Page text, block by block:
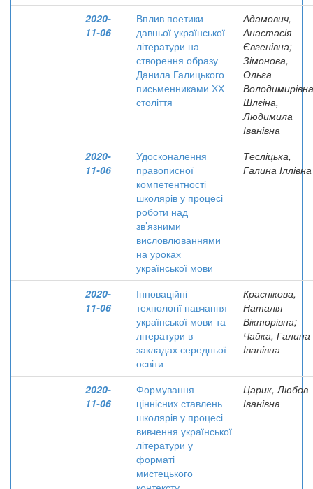
2020-
11-06
Вплив поетики
давньої української
літератури на
створення образу
Данила Галицького
письменниками ХХ
століття
Адамович,
Анастасія
Євгенівна;
Зімонова,
Ольга
Шлєіна,
Людимила
Іванівна
2020-
11-06
Удосконалення
правописної
компетентності
школярів у процесі
роботи над
зв’язними
висловлюваннями
на уроках
української мови
Тесліцька,
Галина Іллівна
2020-
11-06
Інноваційні
технології навчання
української мови та
літератури в
закладах середньої
освіти
Краснікова,
Наталія
Вікторівна;
Чайка, Галина
Іванівна
2020-
11-06
Формування
ціннісних ставлень
школярів у процесі
вивчення української
літератури у
форматі
мистецького
Царик, Любов
Іванівна